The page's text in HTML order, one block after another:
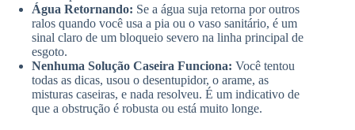
Água Retornando: Se a água suja retorna por outros
ralos quando você usa a pia ou o vaso sanitário, é um
sinal claro de um bloqueio severo na linha principal de
esgoto.
Nenhuma Solução Caseira Funciona: Você tentou
todas as dicas, usou o desentupidor, o arame, as
misturas caseiras, e nada resolveu. É um indicativo de
que a obstrução é robusta ou está muito longe.